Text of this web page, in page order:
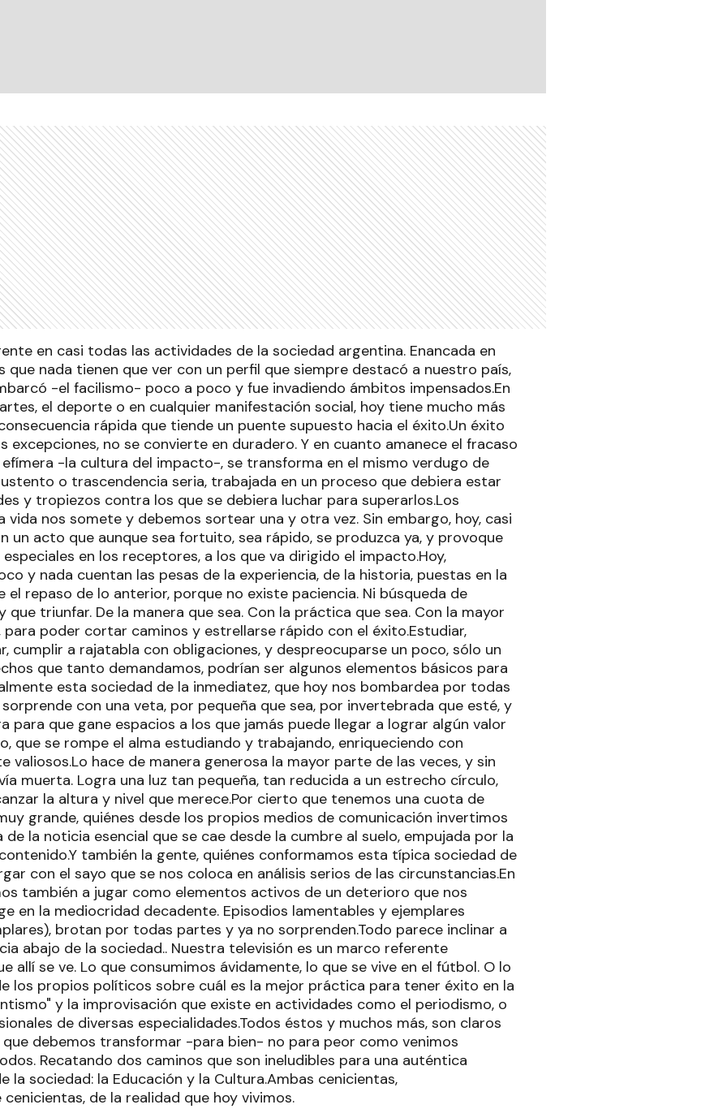
en casi todas las actividades de la sociedad argentina. Enancada en
que nada tienen que ver con un perfil que siempre destacó a nuestro país,
-el facilismo- poco a poco y fue invadiendo ámbitos impensados.En
el deporte o en cualquier manifestación social, hoy tiene mucho más
rápida que tiende un puente supuesto hacia el éxito.Un éxito
excepciones, no se convierte en duradero. Y en cuanto amanece el fracaso
-la cultura del impacto-, se transforma en el mismo verdugo de
o trascendencia seria, trabajada en un proceso que debiera estar
y tropiezos contra los que se debiera luchar para superarlos.Los
vida nos somete y debemos sortear una y otra vez. Sin embargo, hoy, casi
un acto que aunque sea fortuito, sea rápido, se produzca ya, y provoque
en los receptores, a los que va dirigido el impacto.Hoy,
y nada cuentan las pesas de la experiencia, de la historia, puestas en la
el repaso de lo anterior, porque no existe paciencia. Ni búsqueda de
que triunfar. De la manera que sea. Con la práctica que sea. Con la mayor
para poder cortar caminos y estrellarse rápido con el éxito.Estudiar,
cumplir a rajatabla con obligaciones, y despreocuparse un poco, sólo un
que tanto demandamos, podrían ser algunos elementos básicos para
esta sociedad de la inmediatez, que hoy nos bombardea por todas
con una veta, por pequeña que sea, por invertebrada que esté, y
para que gane espacios a los que jamás puede llegar a lograr algún valor
que se rompe el alma estudiando y trabajando, enriqueciendo con
valiosos.Lo hace de manera generosa la mayor parte de las veces, y sin
muerta. Logra una luz tan pequeña, tan reducida a un estrecho círculo,
la altura y nivel que merece.Por cierto que tenemos una cuota de
grande, quiénes desde los propios medios de comunicación invertimos
la noticia esencial que se cae desde la cumbre al suelo, empujada por la
también la gente, quiénes conformamos esta típica sociedad de
con el sayo que se nos coloca en análisis serios de las circunstancias.En
también a jugar como elementos activos de un deterioro que nos
en la mediocridad decadente. Episodios lamentables y ejemplares
brotan por todas partes y ya no sorprenden.Todo parece inclinar a
abajo de la sociedad.. Nuestra televisión es un marco referente
allí se ve. Lo que consumimos ávidamente, lo que se vive en el fútbol. O lo
los propios políticos sobre cuál es la mejor práctica para tener éxito en la
y la improvisación que existe en actividades como el periodismo, o
de diversas especialidades.Todos éstos y muchos más, son claros
debemos transformar -para bien- no para peor como venimos
Recatando dos caminos que son ineludibles para una auténtica
la sociedad: la Educación y la Cultura.Ambas cenicientas,
de la realidad que hoy vivimos.